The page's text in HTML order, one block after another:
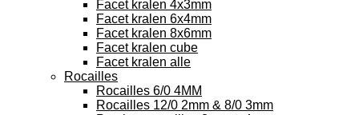
Facet kralen 4x3mm
Facet kralen 6x4mm
Facet kralen 8x6mm
Facet kralen cube
Facet kralen alle
Rocailles
Rocailles 6/0 4MM
Rocailles 12/0 2mm & 8/0 3mm